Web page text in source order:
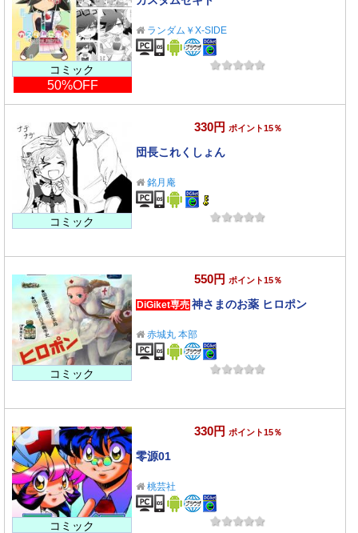
コミック
50%OFF
ランダム￥X-SIDE
コミック
330円 ポイント15％
団長これくしょん
銘月庵
コミック
550円 ポイント15％
DiGiket専売 神さまのお薬 ヒロポン
赤城丸 本部
コミック
330円 ポイント15％
零源01
桃芸社